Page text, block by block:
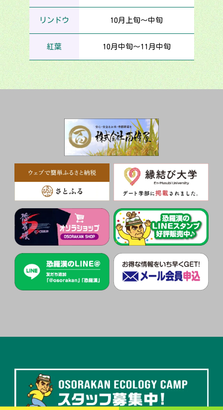
リンドウ 10月上旬～中旬
紅葉 10月中旬～11月中旬